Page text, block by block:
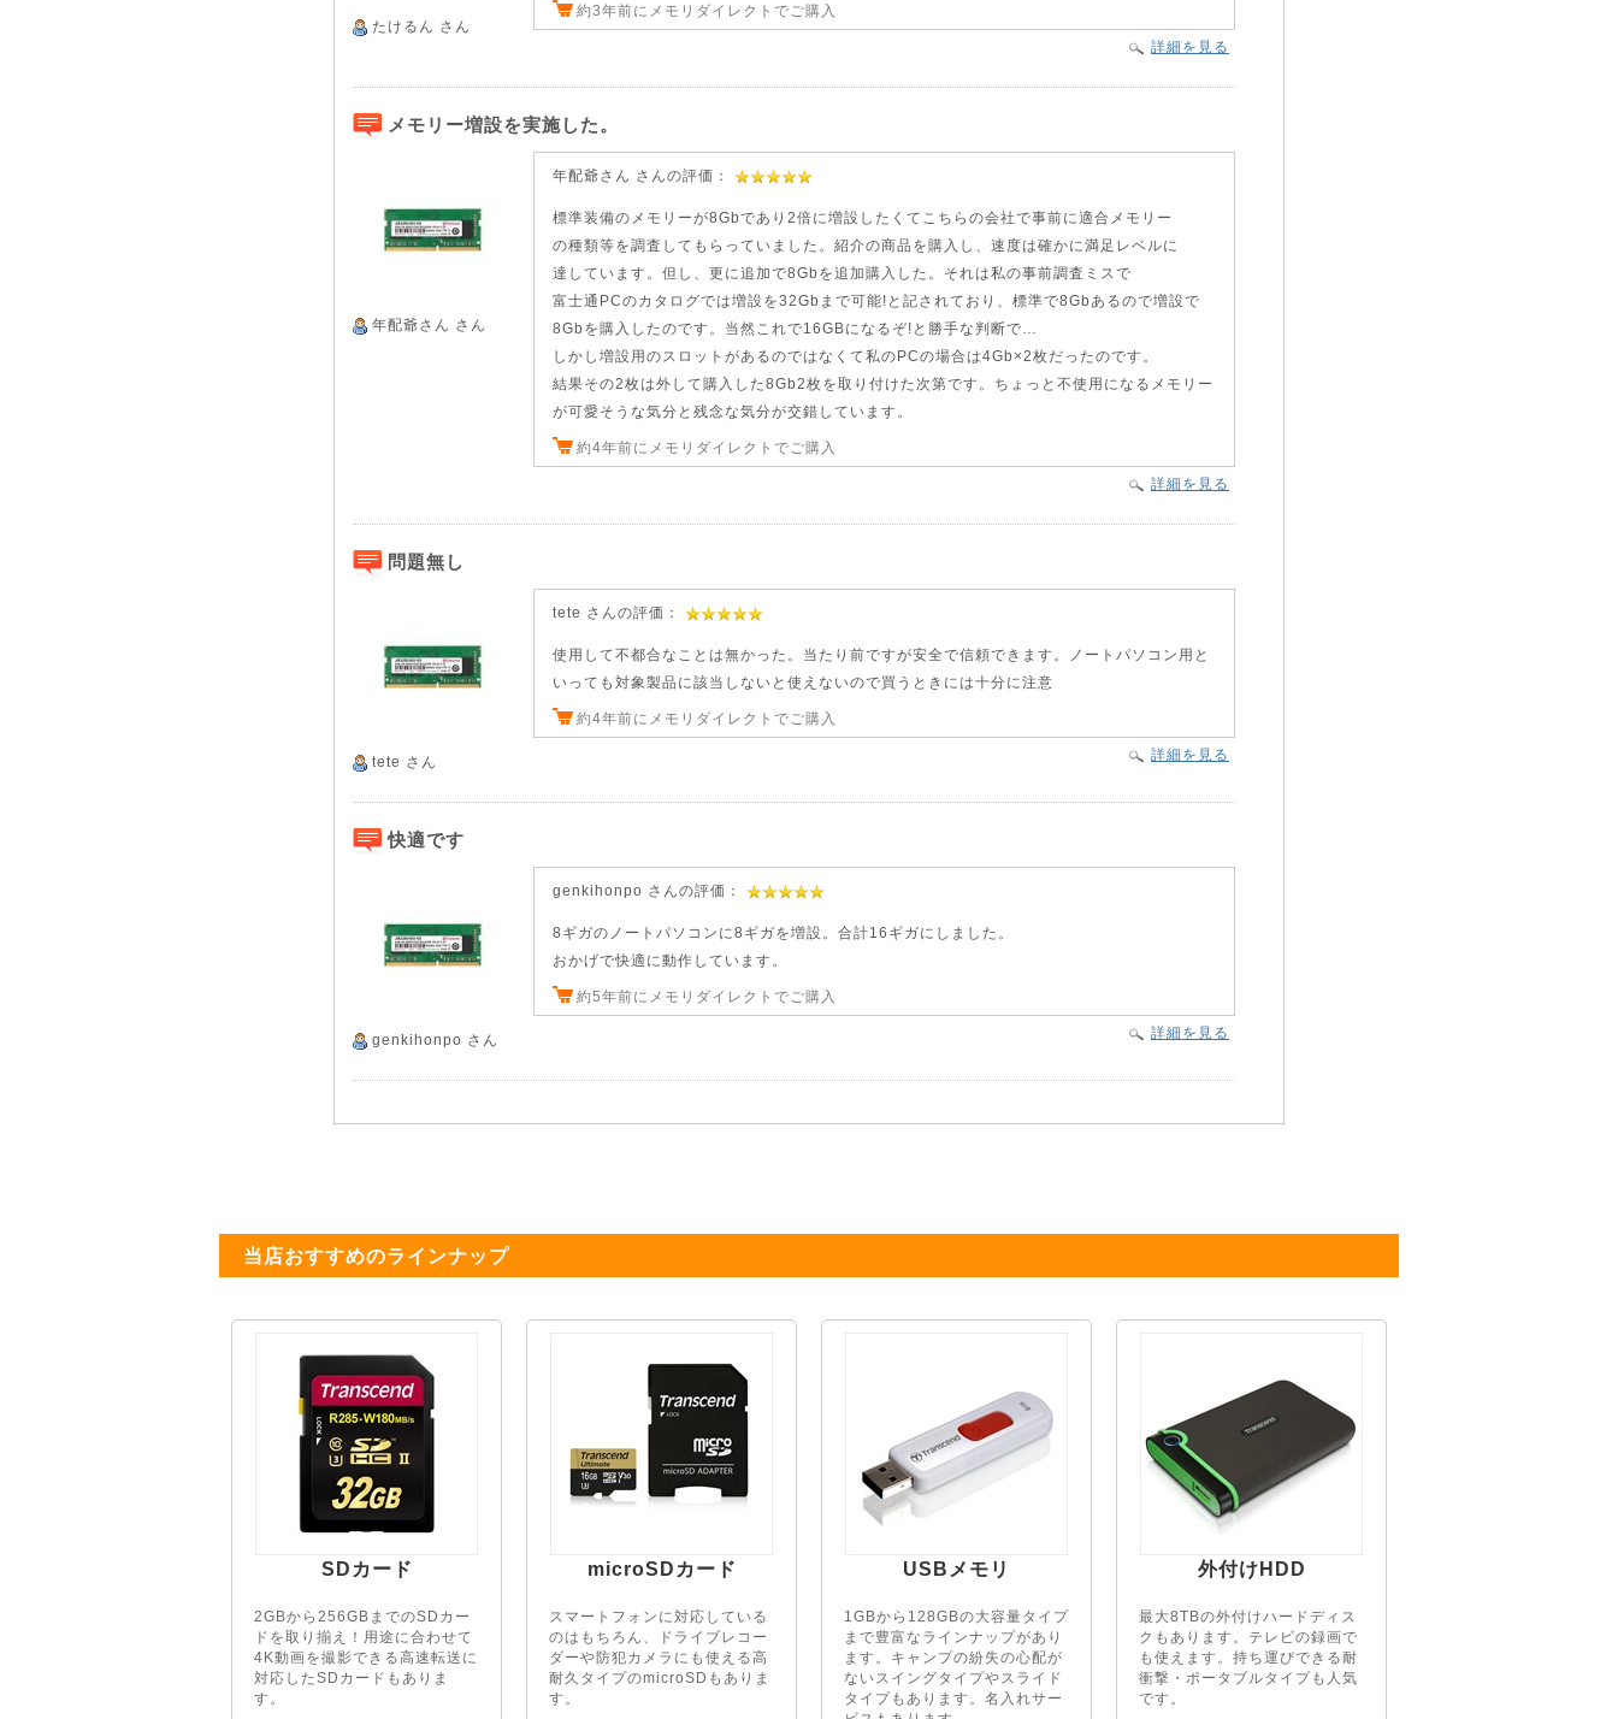
たけるん さん
約3年前にメモリダイレクトでご購入
詳細を見る
メモリー増設を実施した。
年配爺さん さん
年配爺さん さんの評価：
標準装備のメモリーが8Gbであり2倍に増設したくてこちらの会社で事前に適合メモリー
の種類等を調査してもらっていました。紹介の商品を購入し、速度は確かに満足レベルに
達しています。但し、更に追加で8Gbを追加購入した。それは私の事前調査ミスで
富士通PCのカタログでは増設を32Gbまで可能!と記されており、標準で8Gbあるので増設で
8Gbを購入したのです。当然これで16GBになるぞ!と勝手な判断で…
しかし増設用のスロットがあるのではなくて私のPCの場合は4Gb×2枚だったのです。
結果その2枚は外して購入した8Gb2枚を取り付けた次第です。ちょっと不使用になるメモリー
が可愛そうな気分と残念な気分が交錯しています。
約4年前にメモリダイレクトでご購入
詳細を見る
問題無し
tete さん
tete さんの評価：
使用して不都合なことは無かった。当たり前ですが安全で信頼できます。ノートパソコン用と
いっても対象製品に該当しないと使えないので買うときには十分に注意
約4年前にメモリダイレクトでご購入
詳細を見る
快適です
genkihonpo さん
genkihonpo さんの評価：
8ギガのノートパソコンに8ギガを増設。合計16ギガにしました。
おかげで快適に動作しています。
約5年前にメモリダイレクトでご購入
詳細を見る
当店おすすめのラインナップ
SDカード
2GBから256GBまでのSDカー
ドを取り揃え！用途に合わせて
4K動画を撮影できる高速転送に
対応したSDカードもありま
す。
microSDカード
スマートフォンに対応している
のはもちろん、ドライブレコー
ダーや防犯カメラにも使える高
耐久タイプのmicroSDもありま
す。
USBメモリ
1GBから128GBの大容量タイプ
まで豊富なラインナップがあり
ます。キャンプの紛失の心配が
ないスイングタイプやスライド
タイプもあります。名入れサー
外付けHDD
最大8TBの外付けハードディス
クもあります。テレビの録画で
も使えます。持ち運びできる耐
衝撃・ポータブルタイプも人気
です。